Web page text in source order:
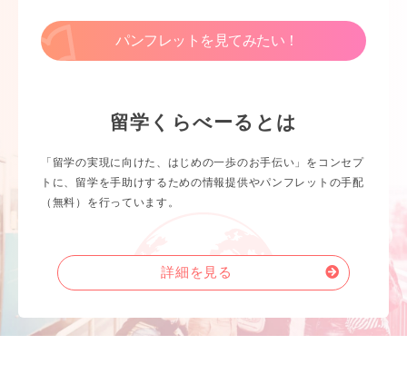
パンフレットを見てみたい！
留学くらべーるとは
「留学の実現に向けた、はじめの一歩のお手伝い」をコンセプ
トに、留学を手助けするための情報提供やパンフレットの手配
（無料）を行っています。
詳細を見る